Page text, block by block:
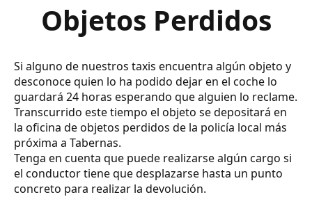
Objetos Perdidos
Si alguno de nuestros taxis encuentra algún objeto y
desconoce quien lo ha podido dejar en el coche lo
guardará 24 horas esperando que alguien lo reclame.
Transcurrido este tiempo el objeto se depositará en
la oficina de objetos perdidos de la policía local más
próxima a Tabernas.
Tenga en cuenta que puede realizarse algún cargo si
el conductor tiene que desplazarse hasta un punto
concreto para realizar la devolución.